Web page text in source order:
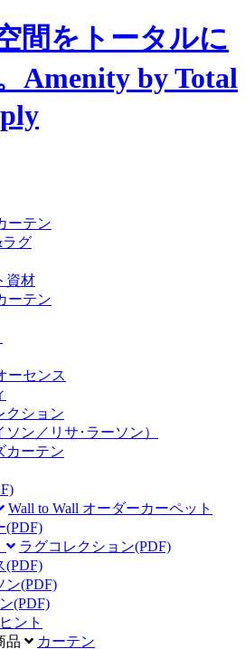
間をトータルに
Amenity by Total
ーテン
グ
資材
ーテン
ーセンス
クション
ソン／リサ･ラーソン）
カーテン
Wall to Wall オーダーカーペット
(PDF)
ラグコレクション(PDF)
(PDF)
ン(PDF)
(PDF)
ント
品
カーテン